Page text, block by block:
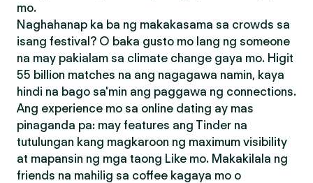
mo.
Naghahanap ka ba ng makakasama sa crowds sa
isang festival? O baka gusto mo lang ng someone
na may pakialam sa climate change gaya mo. Higit
55 billion matches na ang nagagawa namin, kaya
hindi na bago sa'min ang paggawa ng connections.
Ang experience mo sa online dating ay mas
pinaganda pa: may features ang Tinder na
tutulungan kang magkaroon ng maximum visibility
at mapansin ng mga taong Like mo. Makakilala ng
friends na mahilig sa coffee kagaya mo o